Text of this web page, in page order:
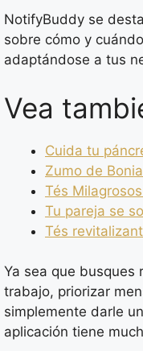
NotifyBuddy se
sobre cómo y
adaptándose a tus
Vea
Cuida tu
Zumo de
Tés
Tu pareja se
Tés
Ya sea que busques
trabajo, priorizar
simplemente darle
aplicación tiene